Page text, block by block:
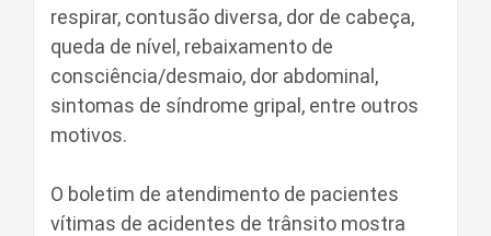
respirar, contusão diversa, dor de cabeça,
queda de nível, rebaixamento de
consciência/desmaio, dor abdominal,
sintomas de síndrome gripal, entre outros
motivos.
O boletim de atendimento de pacientes
vítimas de acidentes de trânsito mostra